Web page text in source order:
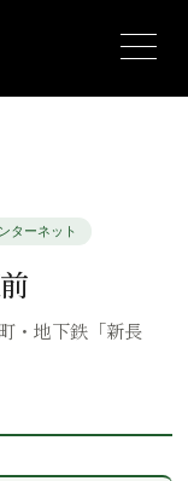
ターネット
・地下鉄「新長